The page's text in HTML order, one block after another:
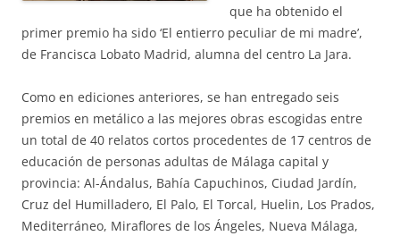
que ha obtenido el
primer premio ha sido ‘El entierro peculiar de mi madre’,
de Francisca Lobato Madrid, alumna del centro La Jara.
Como en ediciones anteriores, se han entregado seis
premios en metálico a las mejores obras escogidas entre
un total de 40 relatos cortos procedentes de 17 centros de
educación de personas adultas de Málaga capital y
provincia: Al-Ándalus, Bahía Capuchinos, Ciudad Jardín,
Cruz del Humilladero, El Palo, El Torcal, Huelin, Los Prados,
Mediterráneo, Miraflores de los Ángeles, Nueva Málaga,